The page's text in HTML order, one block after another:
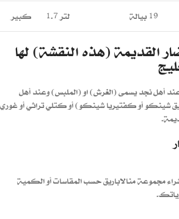
19 بيالة 1.7 لتر كبير
القديمة (هذه النقشة) لها
أهل نجد يسمى (الغرش) او (الملبس) وعند أهل
شينكو أو كفتيريا شينكو) أو كتلي تراثي أو غوري
مجموعة منالاباريق حسب المقاسات أو الكمية